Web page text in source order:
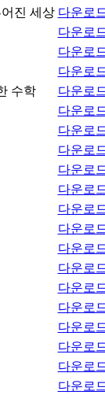
진 세상 다운로
다운로
다운로
다운로
수학
다운로
다운로
다운로
다운로
다운로
다운로
다운로
다운로
다운로
다운로
다운로
다운로
다운로
다운로
다운로
다운로